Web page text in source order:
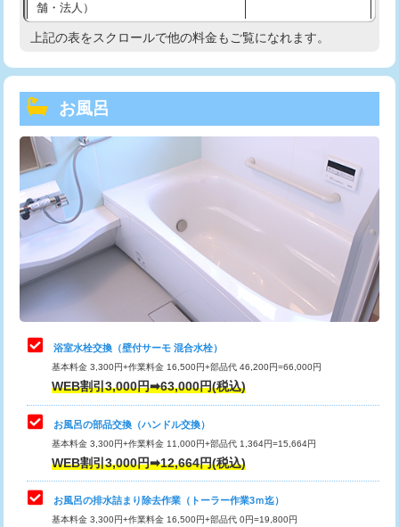
舗・法人）
高度高圧洗浄換 現地調査
トーラー機使用/3mまで
追加トーラー機使用/3m超え
カメラ調査 33,000円
桝清掃 8,800円
止水・漏水調査・防水処理・清掃・修
理・調整・分解・加工など（軽作業）
止水・漏水調査・防水処理・清掃・修
理・調整・分解・加工など（中作業）
22,000円
止水・漏水調査・防水処理・清掃・修
理・調整・分解・加工など（重作業）
33,000円
トイレタンク脱着
トイレ便器脱着
タンクレストイレ脱着 33,000円
上記の表をスクロールで他の料金もご覧になれます。
お風呂
浴室水栓交換（壁付サーモ 混合水栓）
基本料金 3,300円+作業料金 16,500円+部品代 46,200円=66,000円
WEB割引3,000円➡63,000円(税込)
お風呂の部品交換（ハンドル交換）
基本料金 3,300円+作業料金 11,000円+部品代 1,364円=15,664円
WEB割引3,000円➡12,664円(税込)
お風呂の排水詰まり除去作業（トーラー作業3ｍ迄）
基本料金 3,300円+作業料金 16,500円+部品代 0円=19,800円